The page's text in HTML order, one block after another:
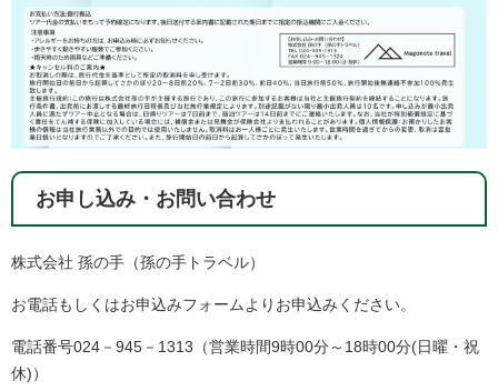
お申し込み・お問い合わせ
株式会社 孫の手（孫の手トラベル）
お電話もしくはお申込みフォームよりお申込みください。
電話番号024－945－1313（営業時間9時00分～18時00分(日曜・祝
休)）